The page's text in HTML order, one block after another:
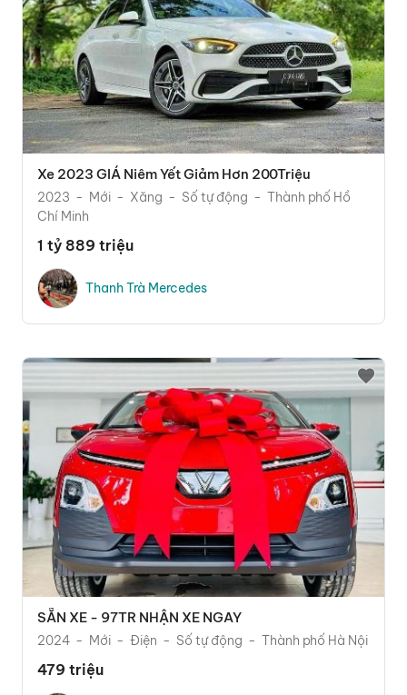
Xe 2023 GIÁ Niêm Yết Giảm Hơn 200Triệu
2023 Mới Xăng Số tự động
Thành phố Hồ
Chí Minh
1 tỷ 889 triệu
Thanh Trà Mercedes
SẴN XE - 97TR NHẬN XE NGAY
2024 Mới Điện Số tự động Thành phố Hà Nội
479 triệu